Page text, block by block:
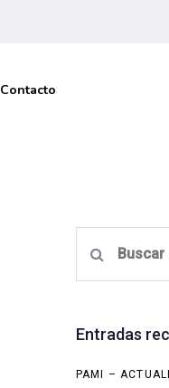
Contacto
Entradas
PAMI –